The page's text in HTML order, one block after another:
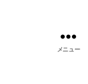
メニュー